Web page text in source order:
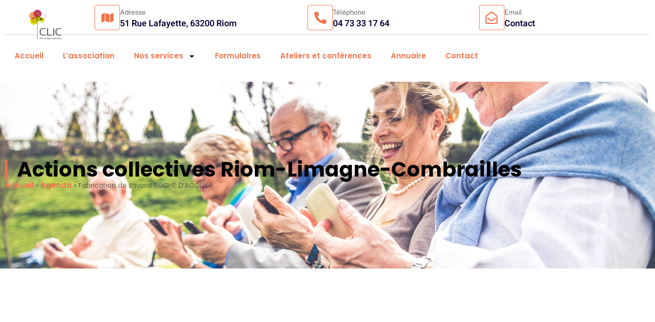
Adresse
51 Rue Lafayette, 63200 Riom
Téléphone
04 73 33 17 64
Email
Contact
Accueil L’association Nos services Formulaires Ateliers et conférences Annuaire Contact
Actions collectives Riom-Limagne-Combrailles
Accueil » Agenda» Fabrication de savons ROCHE D’AGOUX